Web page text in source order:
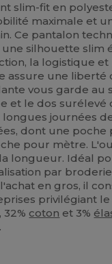
slim-fit en
maximale et
Ce pantalon
silhouette slim
la logistique
assure une
vous garde au
et le dos surélevé
journées
dont une
pour mètre.
longueur. Idéal
par
en gros, il
privilégiant
coton et 3%